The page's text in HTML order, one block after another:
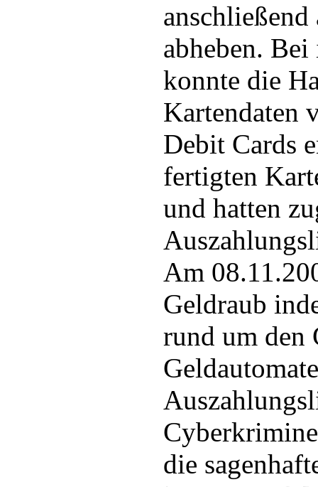
abheben.
konnte die
Kartendaten
Debit Cards
fertigten
und hatten
Am
Geldraub
rund um den
die